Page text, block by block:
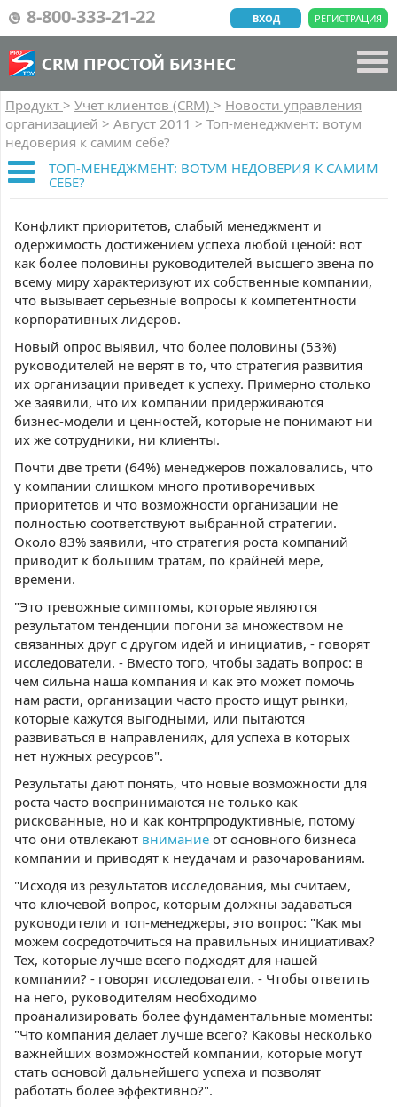
8-800-333-21-22 РЕГИСТРАЦИЯ
ВХОД
CRM ПРОСТОЙ БИЗНЕС
Продукт > Учет клиентов (CRM) > Новости управления
организацией > Август 2011 > Топ-менеджмент: вотум
недоверия к самим себе?
ТОП-МЕНЕДЖМЕНТ: ВОТУМ НЕДОВЕРИЯ К САМИМ
СЕБЕ?
Конфликт приоритетов, слабый менеджмент и
одержимость достижением успеха любой ценой: вот
как более половины руководителей высшего звена по
всему миру характеризуют их собственные компании,
что вызывает серьезные вопросы к компетентности
корпоративных лидеров.
Новый опрос выявил, что более половины (53%)
руководителей не верят в то, что стратегия развития
их организации приведет к успеху. Примерно столько
же заявили, что их компании придерживаются
бизнес-модели и ценностей, которые не понимают ни
их же сотрудники, ни клиенты.
Почти две трети (64%) менеджеров пожаловались, что
у компании слишком много противоречивых
приоритетов и что возможности организации не
полностью соответствуют выбранной стратегии.
Около 83% заявили, что стратегия роста компаний
приводит к большим тратам, по крайней мере,
времени.
"Это тревожные симптомы, которые являются
результатом тенденции погони за множеством не
связанных друг с другом идей и инициатив, - говорят
исследователи. - Вместо того, чтобы задать вопрос: в
чем сильна наша компания и как это может помочь
нам расти, организации часто просто ищут рынки,
которые кажутся выгодными, или пытаются
развиваться в направлениях, для успеха в которых
нет нужных ресурсов".
Результаты дают понять, что новые возможности для
роста часто воспринимаются не только как
рискованные, но и как контрпродуктивные, потому
что они отвлекают внимание от основного бизнеса
компании и приводят к неудачам и разочарованиям.
"Исходя из результатов исследования, мы считаем,
что ключевой вопрос, которым должны задаваться
руководители и топ-менеджеры, это вопрос: "Как мы
можем сосредоточиться на правильных инициативах?
Тех, которые лучше всего подходят для нашей
компании? - говорят исследователи. - Чтобы ответить
на него, руководителям необходимо
проанализировать более фундаментальные моменты:
"Что компания делает лучше всего? Каковы несколько
важнейших возможностей компании, которые могут
стать основой дальнейшего успеха и позволят
работать более эффективно?".